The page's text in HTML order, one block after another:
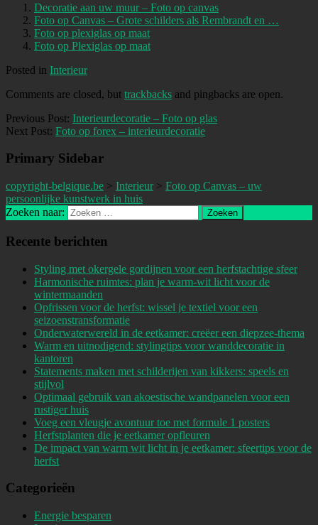
Decoratie aan uw muur – Foto op canvas
Foto op Canvas – Grote schilders als Rembrandt en …
Foto op plexiglas op maat
Foto op Plexiglas op maat
Posted in Interieur
Comments are closed, but trackbacks and pingbacks are open.
Previous Post: Interieurdecoratie – Foto op glas
Next Post: Foto op forex – interieurdecoratie
Primary Sidebar
copyright-belgique.be > Interieur > Foto op Canvas – uw
persoonlijke kunstwerk in huis
Zoeken naar:
Recente berichten
Styling met okergele gordijnen voor een herfstachtige sfeer
Harmonische ruimtes: plan je warm-wit licht voor de
wintermaanden
Opfrissen voor de herfst: wissel je textiel voor een
seizoenstransformatie
Onderwaterwereld in de eetkamer: creëer een diepzee-thema
Warm en uitnodigend: stylingtips voor wanddecoratie in
kantoren
Statements maken met schilderijen van kikkers: speels en
stijlvol
Optimaal gebruik van akoestische wandpanelen voor een
rustiger huis
Voeg een vleugje avontuur toe met formule 1 posters
Herfstplanten die je eetkamer opfleuren
De impact van warm wit licht in je eetkamer: sfeertips voor de
herfst
Categorieën
Energie besparen